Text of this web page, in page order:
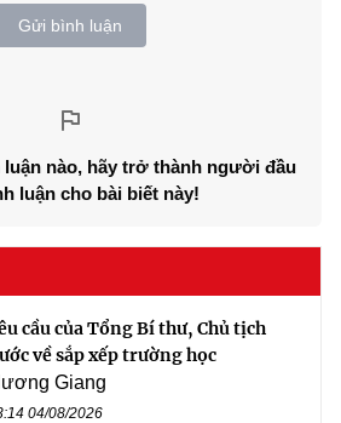
Gửi bình luận
luận nào, hãy trở thành người đầu
luận cho bài biết này!
cầu của Tổng Bí thư, Chủ tịch
về sắp xếp trường học
Giang
04/08/2026